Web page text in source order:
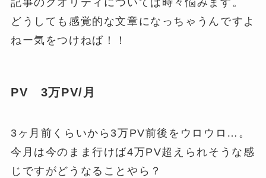
どうしても感覚的な文章になっちゃうんですよ
ねー気をつけねば！！
PV 3万PV/月
3ヶ月前くらいから3万PV前後をウロウロ…。
今月は今のまま行けば4万PV超えられそうな感
じですがどうなることやら？